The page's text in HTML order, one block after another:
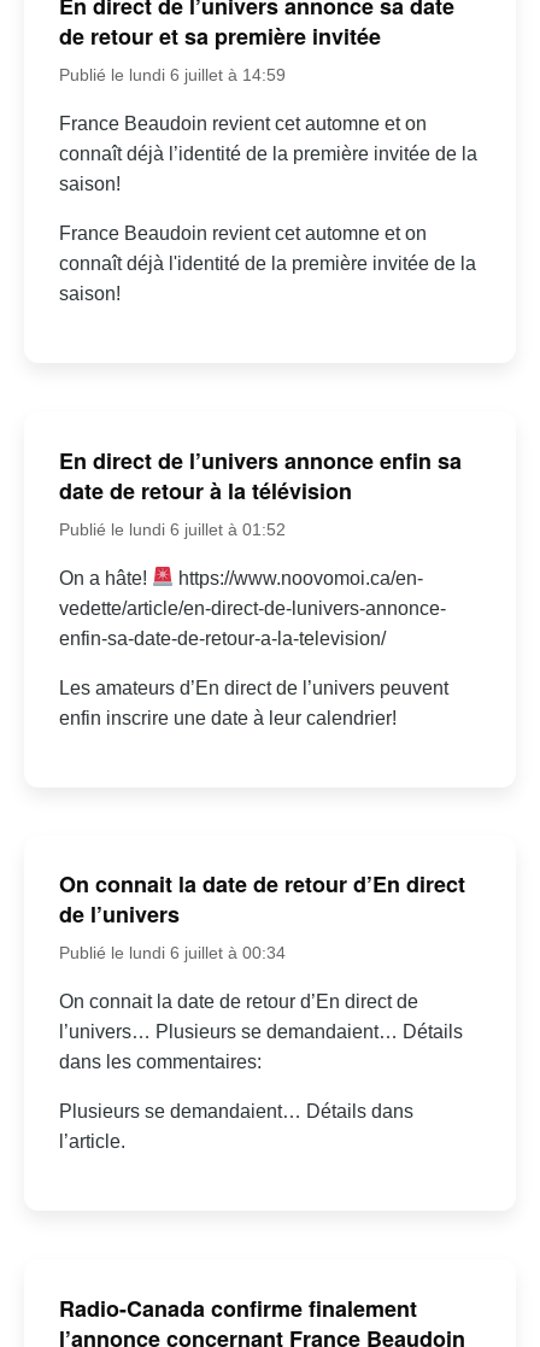
de retour et sa première invitée
Publié le lundi 6 juillet à 14:59
France Beaudoin revient cet automne et on
connaît déjà l’identité de la première invitée de la
saison!
France Beaudoin revient cet automne et on
connaît déjà l'identité de la première invitée de la
saison!
En direct de l’univers annonce enfin sa
date de retour à la télévision
Publié le lundi 6 juillet à 01:52
On a hâte!
https://www.noovomoi.ca/en-
vedette/article/en-direct-de-lunivers-annonce-
enfin-sa-date-de-retour-a-la-television/
Les amateurs d’En direct de l’univers peuvent
enfin inscrire une date à leur calendrier!
On connait la date de retour d’En direct
de l’univers
Publié le lundi 6 juillet à 00:34
On connait la date de retour d’En direct de
l’univers… Plusieurs se demandaient… Détails
dans les commentaires:
Plusieurs se demandaient… Détails dans
l’article.
Radio-Canada confirme finalement
l’annonce concernant France Beaudoin